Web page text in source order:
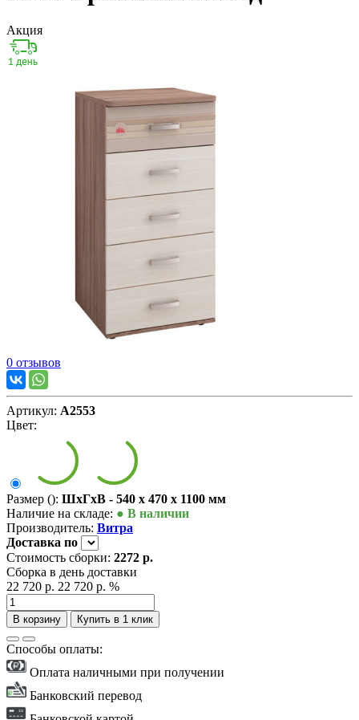
Акция
0 отзывов
Артикул: А2553
Цвет:
Размер (): ШxГxВ - 540 x 470 x 1100 мм
Наличие на складе: ● В наличии
Производитель: Витра
Доставка по
Стоимость сборки: 2272 р.
Сборка в день доставки
22 720 р. 22 720 р. %
В корзину Купить в 1 клик
Способы оплаты:
Оплата наличными при получении
Банковский перевод